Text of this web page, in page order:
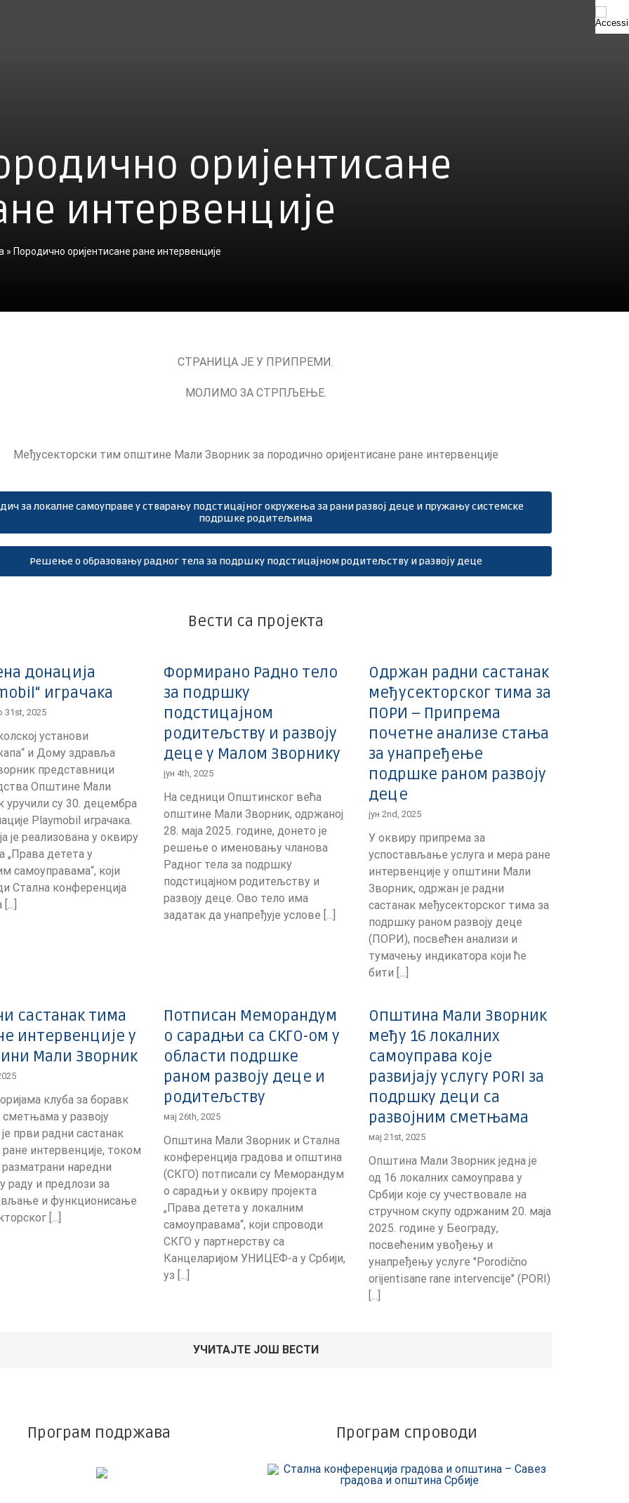
оријентисане
интервенције
» Породично оријентисане ране интервенције
СТРАНИЦА ЈЕ У ПРИПРЕМИ.
МОЛИМО ЗА СТРПЉЕЊЕ.
Међусекторски тим општине Мали Зворник за породично оријентисане ране интервенције
за локалне самоуправе у стварању подстицајног окружења за рани развој деце и пружању системске
подршке родитељима
Решење о образовању радног тела за подршку подстицајном родитељству и развоју деце
Вести са пројекта
донација
играчака
31st, 2025
установи
и Дому здравља
представници
Општине Мали
уручили су 30. децембра
Playmobil играчака.
је реализована у оквиру
„Права детета у
самоуправама“, који
Стална конференција
Формирано Радно тело
за подршку
подстицајном
родитељству и развоју
деце у Малом Зворнику
јун 4th, 2025
На седници Општинског већа
општине Мали Зворник, одржаној
28. маја 2025. године, донето је
решење о именовању чланова
Радног тела за подршку
подстицајном родитељству и
развоју деце. Ово тело има
задатак да унапређује услове [...]
Одржан радни састанак
међусекторског тима за
ПОРИ – Припрема
почетне анализе стања
за унапређење
подршке раном развоју
деце
јун 2nd, 2025
У оквиру припрема за
успостављање услуга и мера ране
интервенције у општини Мали
Зворник, одржан је радни
састанак међусекторског тима за
подршку раном развоју деце
(ПОРИ), посвећен анализи и
тумачењу индикатора који ће
бити [...]
састанак тима
интервенције у
Мали Зворник
клуба за боравк
сметњама у развоју
први радни састанак
интервенције, током
разматрани наредни
раду и предлози за
и функционисање
[...]
Потписан Меморандум
о сарадњи са СКГО-ом у
области подршке
раном развоју деце и
родитељству
мај 26th, 2025
Општина Мали Зворник и Стална
конференција градова и општина
(СКГО) потписали су Меморандум
о сарадњи у оквиру пројекта
„Права детета у локалним
самоуправама“, који спроводи
СКГО у партнерству са
Канцеларијом УНИЦЕФ-а у Србији,
уз [...]
Општина Мали Зворник
међу 16 локалних
самоуправа које
развијају услугу PORI за
подршку деци са
развојним сметњама
мај 21st, 2025
Општина Мали Зворник једна је
од 16 локалних самоуправа у
Србији које су учествовале на
стручном скупу одржаним 20. маја
2025. године у Београду,
посвећеним увођењу и
унапређењу услуге "Porodično
orijentisane rane intervencije" (PORI)
[...]
УЧИТАЈТЕ ЈОШ ВЕСТИ
Програм подржава Програм спроводи